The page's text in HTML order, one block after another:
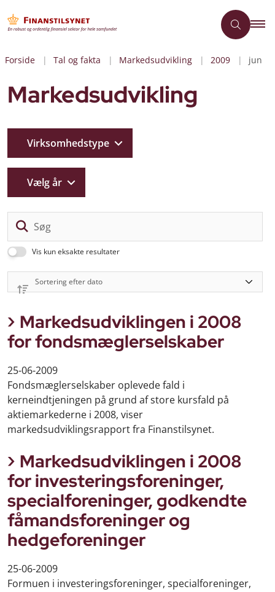
Forside Tal og fakta Markedsudvikling 2009 jun
Markedsudvikling
Vis kun eksakte resultater
Virksomhedstype
Vælg år
Markedsudviklingen i 2008
for fondsmæglerselskaber
25-06-2009
Fondsmæglerselskaber oplevede fald i
kerneindtjeningen på grund af store kursfald på
aktiemarkederne i 2008, viser
markedsudviklingsrapport fra Finanstilsynet.
Markedsudviklingen i 2008
for investeringsforeninger,
specialforeninger, godkendte
fåmandsforeninger og
hedgeforeninger
25-06-2009
Formuen i investeringsforeninger, specialforeninger,